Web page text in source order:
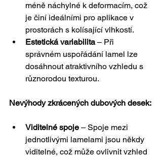
méně náchylné k deformacím, což
je činí ideálními pro aplikace v
prostorách s kolísající vlhkostí.
Estetická variabilita – Při
správném uspořádání lamel lze
dosáhnout atraktivního vzhledu s
různorodou texturou.
Nevýhody zkrácených dubových desek:
Viditelné spoje – Spoje mezi
jednotlivými lamelami jsou někdy
viditelné, což může ovlivnit vzhled